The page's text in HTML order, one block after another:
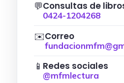
💬Consultas de
0424-1204268
✉️Correo
📱 Redes sociales
@mfmlectura